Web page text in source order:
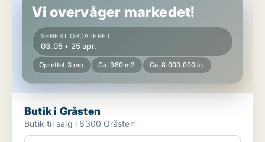
Vi overvåger markedet!
SENEST OPDATERET
03.05 • 25 apr.
Oprettet 3 mo Ca. 980 m2 Ca. 8.000.000 kr.
Butik i Gråsten
Butik til salg i 6300 Gråsten